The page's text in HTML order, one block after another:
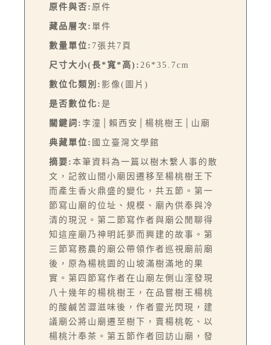
原件與否: 原件
藏品層次: 單件
數量單位: 7張共7頁
尺寸大小(長*寬*高): 26*35.7cm
數位化類別: 影像(圖片)
是否數位化: 是
關鍵詞: 李潼│賴西安│楊桃樹王│山廟
典藏單位: 國立臺灣文學館
摘要: 本筆資料為一篇以樹木繫人事的散
文，記敘山間小廟因遷移至楊桃樹王下
而產生香火鼎盛的變化，共五節。第一
節寫山廟的位址、規模、廟內供奉與冷
清的現況。第二節寫作者與廟公閒聊得
知這座廟乃神明託夢而興建的故事。第
三節寫務農的廟公帶領作者巡視廟前廟
後，原為楊桃園的山坡滿樹滿地的果
實。第四節寫作者在山廟左側山漥發現
八十幾年的楊桃樹王，在品嘗樹王楊桃
的酸鹹苦澀滋味後，作者靈光閃現，建
議廟公將山廟遷至樹下，賣楊桃乾、以
楊桃汁奉茶。第五節作者回訪山廟，發